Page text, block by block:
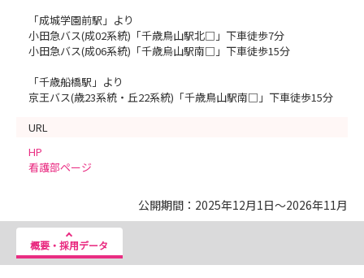
「成城学園前駅」より
小田急バス(成02系統)「千歳鳥山駅北□」下車徒歩7分
小田急バス(成06系統)「千歳烏山駅南□」下車徒歩15分
「千歳船橋駅」より
京王バス(歳23系統・丘22系統)「千歳鳥山駅南□」下車徒歩15分
URL
HP
看護部ページ
公開期間：2025年12月1日～2026年11月
概要・採用データ